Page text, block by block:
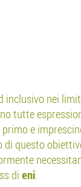
inclusivo nei
tutte
e
di questo
di eni.